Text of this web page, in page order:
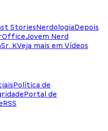
StoriesNerdologiaDepois
Jovem Nerd
Sr. KVeja mais em Vídeos
Política de
Portal de
RSS